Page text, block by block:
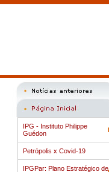
IPG - Instituto Philippe
Guédon
Petrópolis x Covid-19
IPGPar: Plano Estratégico de